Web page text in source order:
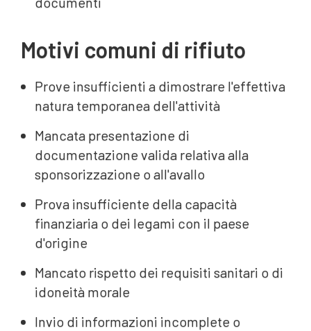
Motivi comuni di rifiuto
Prove insufficienti a dimostrare l'effettiva
natura temporanea dell'attività
Mancata presentazione di
documentazione valida relativa alla
sponsorizzazione o all'avallo
Prova insufficiente della capacità
finanziaria o dei legami con il paese
d'origine
Mancato rispetto dei requisiti sanitari o di
idoneità morale
Invio di informazioni incomplete o